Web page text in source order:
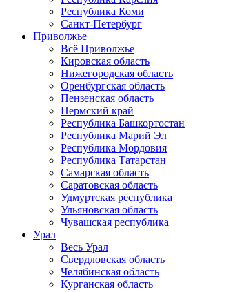
Республика Коми
Санкт-Петербург
Приволжье
Всё Приволжье
Кировская область
Нижегородская область
Оренбургская область
Пензенская область
Пермский край
Республика Башкортостан
Республика Марий Эл
Республика Мордовия
Республика Татарстан
Самарская область
Саратовская область
Удмуртская республика
Ульяновская область
Чувашская республика
Урал
Весь Урал
Свердловская область
Челябинская область
Курганская область